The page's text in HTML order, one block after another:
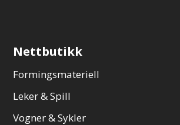
Nettbutikk
Formingsmateriell
Leker & Spill
Vogner & Sykler